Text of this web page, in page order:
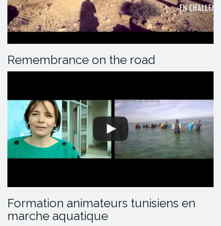
Remembrance on the road
Formation animateurs tunisiens en
marche aquatique